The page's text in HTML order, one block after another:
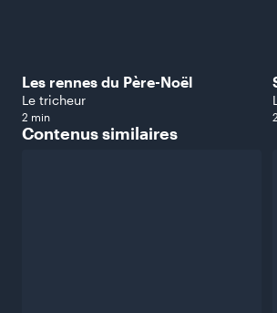
Les rennes du Père-Noël
Le tricheur
2 min
Contenussimilaires